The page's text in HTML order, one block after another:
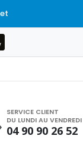
SERVICE CLIENT
DU LUNDI AU
04 90 90 26 52